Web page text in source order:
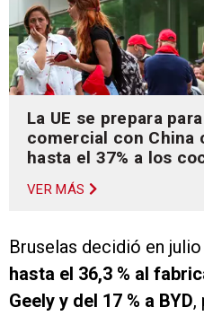
La UE se prepara
comercial con China
hasta el 37% a los
VER MÁS
Bruselas decidió en julio
hasta el 36,3 % al
Geely y del 17 % a BYD,